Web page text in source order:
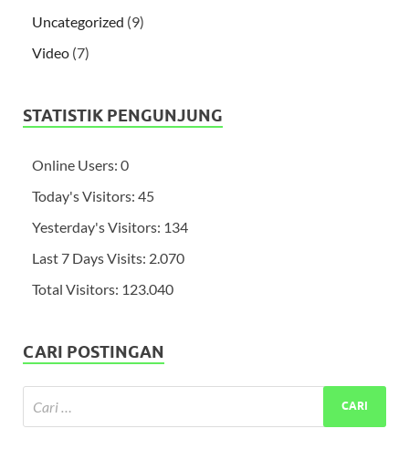
Uncategorized (9)
Video (7)
STATISTIK PENGUNJUNG
Online Users: 0
Today's Visitors: 45
Yesterday's Visitors: 134
Last 7 Days Visits: 2.070
Total Visitors: 123.040
CARI POSTINGAN